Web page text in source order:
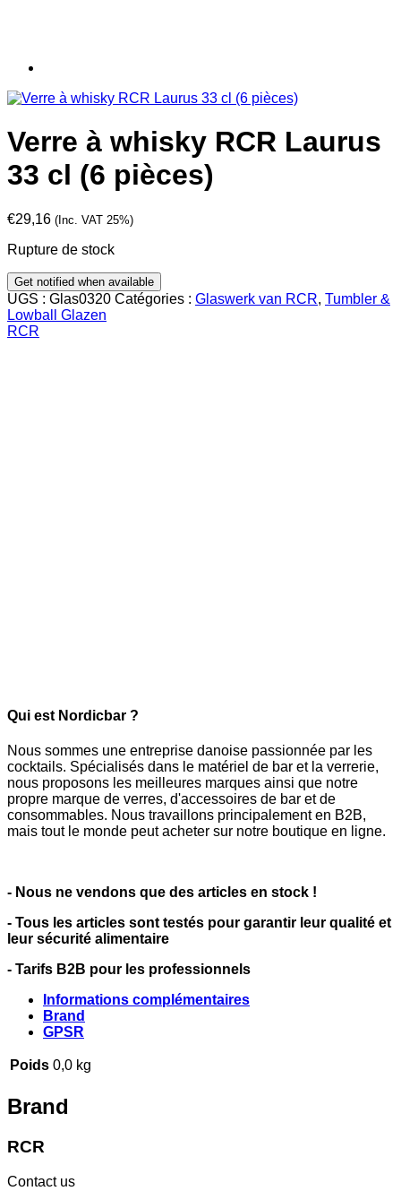
Verre à whisky RCR Laurus
33 cl (6 pièces)
€29,16 (Inc. VAT 25%)
Rupture de stock
UGS : Glas0320 Catégories : Glaswerk van RCR, Tumbler &
Lowball Glazen
RCR
Qui est Nordicbar ?
Nous sommes une entreprise danoise passionnée par les
cocktails. Spécialisés dans le matériel de bar et la verrerie,
nous proposons les meilleures marques ainsi que notre
propre marque de verres, d'accessoires de bar et de
consommables. Nous travaillons principalement en B2B,
mais tout le monde peut acheter sur notre boutique en ligne.
- Nous ne vendons que des articles en stock !
- Tous les articles sont testés pour garantir leur qualité et
leur sécurité alimentaire
- Tarifs B2B pour les professionnels
Informations complémentaires
Brand
GPSR
Poids 0,0 kg
Brand
RCR
Contact us